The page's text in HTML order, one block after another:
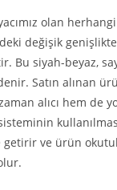
olan
değişik
Bu siyah-beyaz,
Satın alınan
alıcı hem de
ve ürün